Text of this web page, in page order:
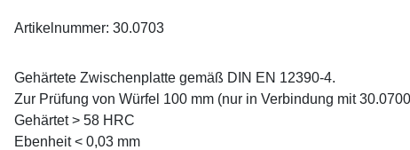
Artikelnummer: 30.0703
Gehärtete Zwischenplatte gemäß DIN EN 12390-4.
Zur Prüfung von Würfel 100 mm (nur in Verbindung mit
Gehärtet > 58 HRC
Ebenheit < 0,03 mm